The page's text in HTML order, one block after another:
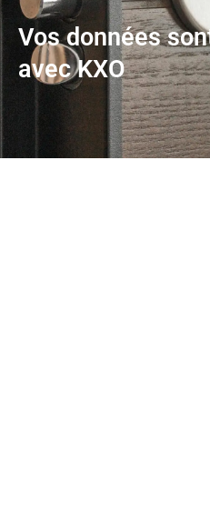
Vos données
avec KXO